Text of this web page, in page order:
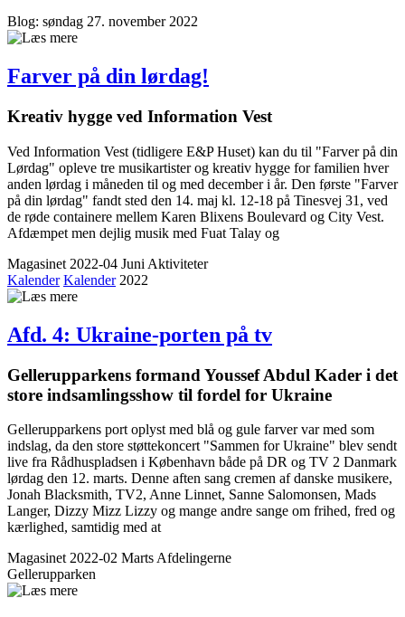
Blog: søndag 27. november 2022
Farver på din lørdag!
Kreativ hygge ved Information Vest
Ved Information Vest (tidligere E&P Huset) kan du til "Farver på din
Lørdag" opleve tre musikartister og kreativ hygge for familien hver
anden lørdag i måneden til og med december i år. Den første "Farver
på din lørdag" fandt sted den 14. maj kl. 12-18 på Tinesvej 31, ved
de røde containere mellem Karen Blixens Boulevard og City Vest.
Afdæmpet men dejlig musik med Fuat Talay og
Magasinet 2022-04 Juni Aktiviteter
Kalender Kalender2022
Afd. 4: Ukraine-porten på tv
Gellerup­parkens formand Youssef Abdul Kader i det
store indsamlingsshow til fordel for Ukraine
Gellerupparkens port oplyst med blå og gule farver var med som
indslag, da den store støttekoncert "Sammen for Ukraine" blev sendt
live fra Rådhuspladsen i København både på DR og TV 2 Danmark
lørdag den 12. marts. Denne aften sang cremen af danske musikere,
Jonah Blacksmith, TV2, Anne Linnet, Sanne Salomonsen, Mads
Langer, Dizzy Mizz Lizzy og mange andre sange om frihed, fred og
kærlighed, samtidig med at
Magasinet 2022-02 MartsAfdelingerne
Gellerupparken